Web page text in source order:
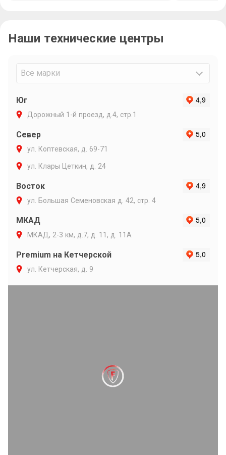
Максиму
Наши технические центры
Все марки
Юг
Дорожный 1-й проезд, д.4, стр.1
Север
ул. Коптевская, д. 69-71
ул. Клары Цеткин, д. 24
Восток
ул. Большая Семеновская д. 42, стр. 4
МКАД
МКАД, 2-3 км, д.7, д. 11, д. 11А
Premium на Кетчерской
ул. Кетчерская, д. 9